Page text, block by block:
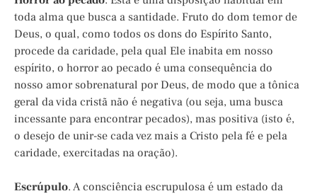
toda alma que busca a santidade. Fruto do dom temor de
Deus, o qual, como todos os dons do Espírito Santo,
procede da caridade, pela qual Ele inabita em nosso
espírito, o horror ao pecado é uma consequência do
nosso amor sobrenatural por Deus, de modo que a tônica
geral da vida cristã não é negativa (ou seja, uma busca
incessante para encontrar pecados), mas positiva (isto é,
o desejo de unir-se cada vez mais a Cristo pela fé e pela
caridade, exercitadas na oração).
Escrúpulo. A consciência escrupulosa é um estado da